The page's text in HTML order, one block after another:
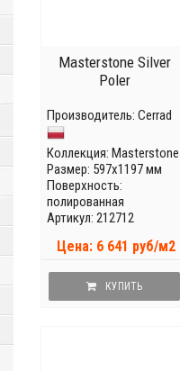
Masterstone Silver
Poler
Производитель: Cerrad
Коллекция: Masterstone
Размер: 597x1197 мм
Поверхность:
полированная
Артикул: 212712
Цена: 6 641 руб/м2
КУПИТЬ